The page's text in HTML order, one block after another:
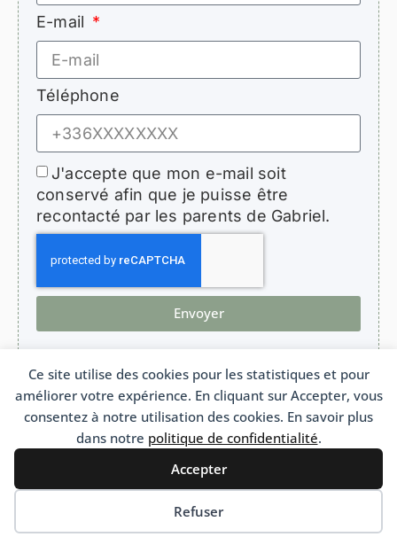
Ce site utilise des cookies pour les statistiques et pour
améliorer votre expérience. En cliquant sur Accepter, vous
consentez à notre utilisation des cookies. En savoir plus
dans notre politique de confidentialité.
Accepter
Refuser
E-mail
Téléphone
J'accepte que mon e-mail soit
conservé afin que je puisse être
recontacté par les parents de Gabriel.
Envoyer
HopeForGabriel.com
Association de soutien aux enfants atteints de bronchiolite oblitérante
Association Loi 1901 n°W692011975 France
Português